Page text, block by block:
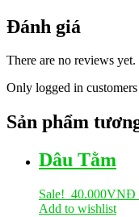
Đánh giá
There are no reviews yet.
Only logged in
Sản phẩm
Dâu Tằm
Sale! 40.000VNĐ
Add to wishlist